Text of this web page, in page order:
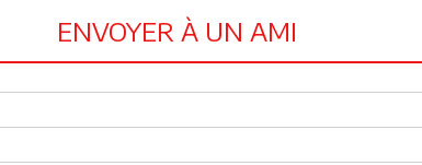
ENVOYER À UN AMI